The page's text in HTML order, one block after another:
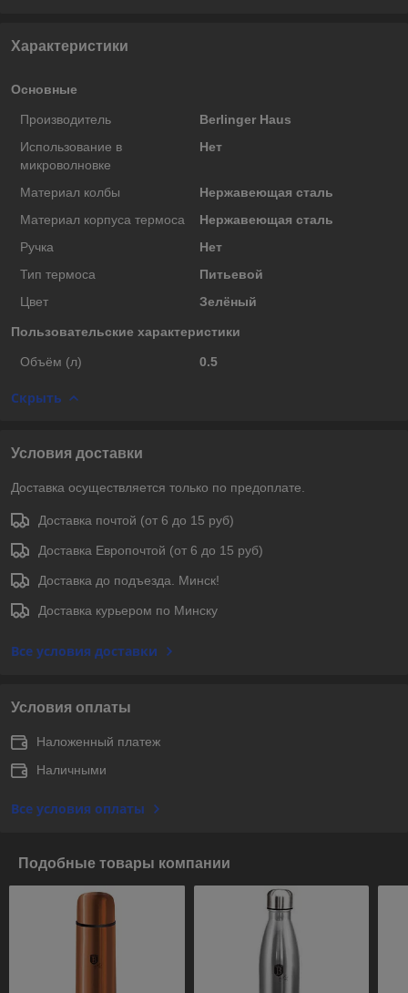
Характеристики
Основные
Производитель
Berlinger Haus
Использование в
микроволновке
Нет
Материал колбы
Нержавеющая сталь
Материал корпуса термоса
Нержавеющая сталь
Ручка
Нет
Тип термоса
Питьевой
Цвет
Зелёный
Пользовательские характеристики
Объём (л) 0.5
Скрыть
Условия доставки
Доставка осуществляется только по предоплате.
Доставка почтой (от 6 до 15 руб)
Доставка Европочтой (от 6 до 15 руб)
Доставка до подъезда. Минск!
Доставка курьером по Минску
Все условия доставки
Условия оплаты
Наложенный платеж
Наличными
Все условия оплаты
Подобные товары компании